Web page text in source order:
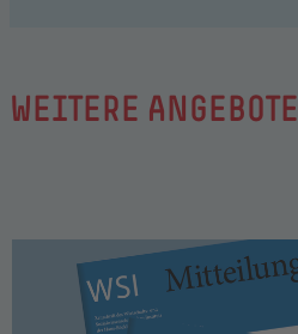
WEITERE ANGEBOTE